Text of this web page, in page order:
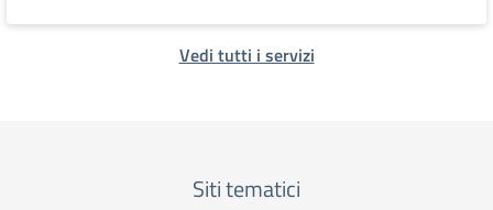
Vedi tutti i servizi
Siti tematici